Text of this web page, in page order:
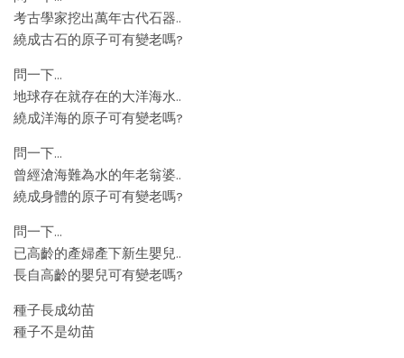
考古學家挖出萬年古代石器..
繞成古石的原子可有變老嗎?
問一下…
地球存在就存在的大洋海水..
繞成洋海的原子可有變老嗎?
問一下…
曾經滄海難為水的年老翁婆..
繞成身體的原子可有變老嗎?
問一下…
已高齡的產婦產下新生嬰兒..
長自高齡的嬰兒可有變老嗎?
種子長成幼苗
種子不是幼苗